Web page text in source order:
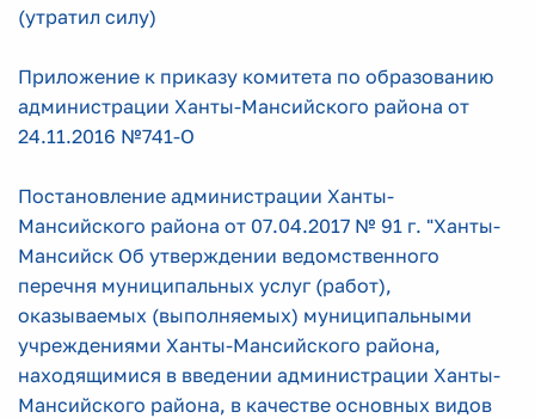
(утратил силу)
Приложение к приказу комитета по образованию
администрации Ханты-Мансийского района от
24.11.2016 №741-О
Постановление администрации Ханты-
Мансийского района от 07.04.2017 № 91 г. "Ханты-
Мансийск Об утверждении ведомственного
перечня муниципальных услуг (работ),
оказываемых (выполняемых) муниципальными
учреждениями Ханты-Мансийского района,
находящимися в введении администрации Ханты-
Мансийского района, в качестве основных видов